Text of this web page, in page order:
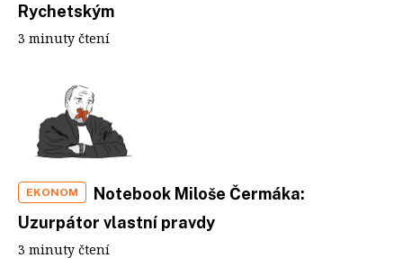
Rychetským
3 minuty čtení
EKONOM
Notebook Miloše Čermáka:
Uzurpátor vlastní pravdy
3 minuty čtení